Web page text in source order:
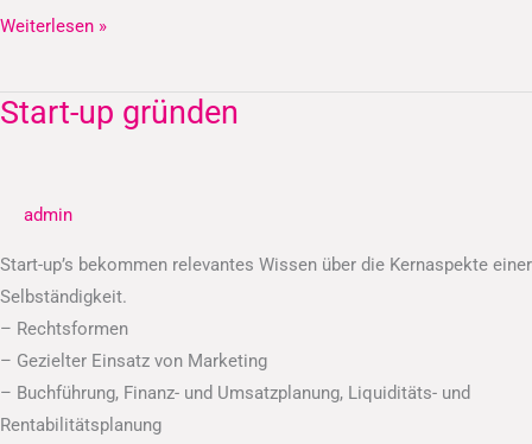
Weiterlesen »
Start-up gründen
admin
Start-up’s bekommen relevantes Wissen über die Kernaspekte einer
Selbständigkeit.
– Rechtsformen
– Gezielter Einsatz von Marketing
– Buchführung, Finanz- und Umsatzplanung, Liquiditäts- und
Rentabilitätsplanung
Start-